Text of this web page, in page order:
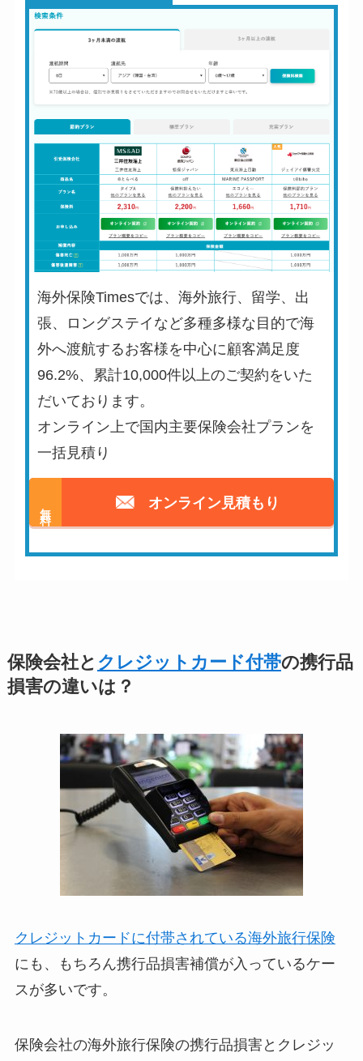
海外保険Timesでは、海外旅行、留学、出
張、ロングステイなど多種多様な目的で海
外へ渡航するお客様を中心に顧客満足度
96.2%、累計10,000件以上のご契約をいた
だいております。
オンライン上で国内主要保険会社プランを
一括見積り
オンライン見積もり
保険会社と クレジットカード付帯の携行品
損害の違いは？
クレジットカードに付帯されている海外旅行保険
にも、もちろん携行品損害補償が入っているケー
スが多いです。
保険会社の海外旅行保険の携行品損害とクレジッ